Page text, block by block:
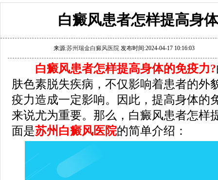
白癜风患者怎样提高身
来源:苏州瑞金白癜风医院 发布时间:2024-04-17 10:16:03
白癜风患者怎样提高身体的免疫力?
肤色素脱失疾病，不仅影响着患者的外
疫力造成一定影响。因此，提高身体的
来说尤为重要。那么，白癜风患者怎样
面是苏州白癜风医院的简单介绍：